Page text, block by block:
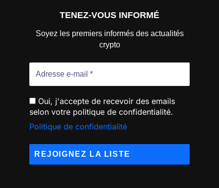
TENEZ-VOUS INFORMÉ
Soyez les premiers informés des actualités
crypto
Oui, j'accepte de recevoir des emails
selon votre politique de confidentialité.
Politique de confidentialité